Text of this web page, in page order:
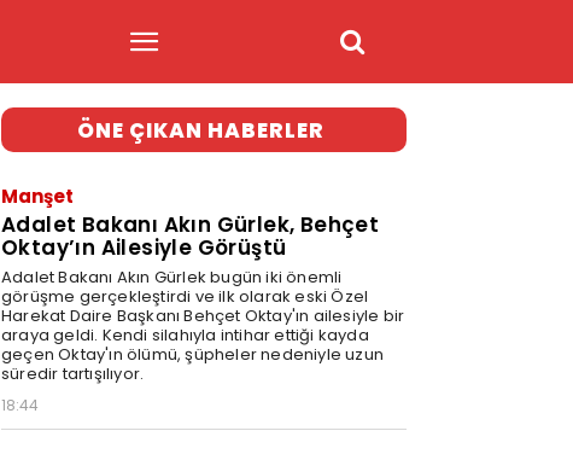
ÖNE ÇIKAN HABERLER
Manşet
Adalet Bakanı Akın Gürlek, Behçet
Oktay’ın Ailesiyle Görüştü
Adalet Bakanı Akın Gürlek bugün iki önemli
görüşme gerçekleştirdi ve ilk olarak eski Özel
Harekat Daire Başkanı Behçet Oktay'ın ailesiyle bir
araya geldi. Kendi silahıyla intihar ettiği kayda
geçen Oktay'ın ölümü, şüpheler nedeniyle uzun
süredir tartışılıyor.
18:44